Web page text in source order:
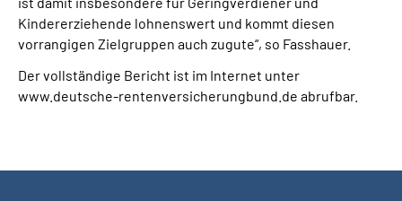
Kindererziehende lohnenswert und kommt diesen
vorrangigen Zielgruppen auch zugute“, so Fasshauer.
Der vollständige Bericht ist im Internet unter
www.deutsche-rentenversicherungbund.de abrufbar.